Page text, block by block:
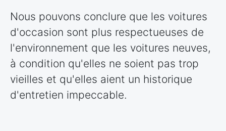
Nous pouvons conclure que les voitures
d'occasion sont plus respectueuses de
l'environnement que les voitures neuves,
à condition qu'elles ne soient pas trop
vieilles et qu'elles aient un historique
d'entretien impeccable.